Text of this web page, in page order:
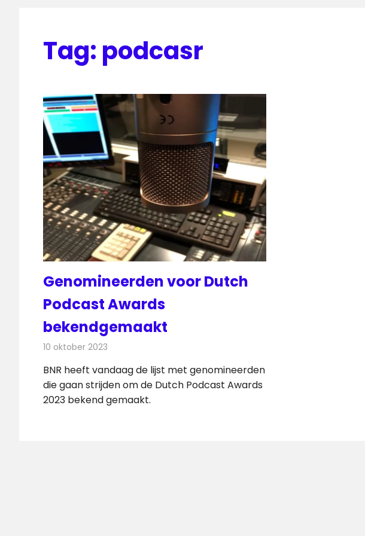
Tag: podcasr
Genomineerden voor Dutch
Podcast Awards
bekendgemaakt
10 oktober 2023
BNR heeft vandaag de lijst met genomineerden
die gaan strijden om de Dutch Podcast Awards
2023 bekend gemaakt.